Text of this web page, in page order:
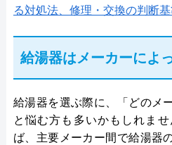
る対処法、修理・交換の判断
給湯器はメーカーによ
給湯器を選ぶ際に、「どのメ
と悩む方も多いかもしれま
ば、主要メーカー間で給湯器